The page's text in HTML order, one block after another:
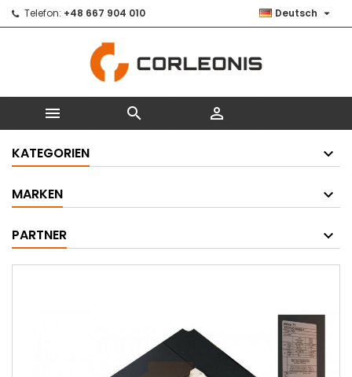
Telefon: +48 667 904 010 Deutsch 
  
KATEGORIEN
MARKEN
PARTNER